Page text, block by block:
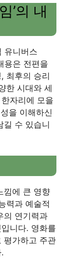
’의 내
유니버스
용은 전편을
최후의 승리
한 시대와 세
자리에 모을
을 이해하신
길 수 있습니
낌에 큰 영향
력과 예술적
의 연기력과
니다. 영화를
평가하고 주관